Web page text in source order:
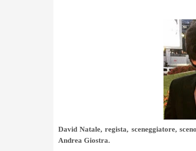
David Natale, regista, sceneggiatore,
Andrea Giostra.